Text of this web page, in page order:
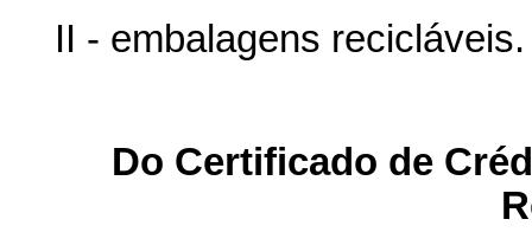
II - embalagens
Do Certificado de